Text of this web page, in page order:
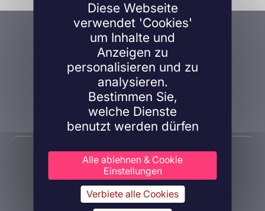
Diese Webseite
verwendet 'Cookies'
um Inhalte und
Anzeigen zu
personalisieren und zu
analysieren.
Bestimmen Sie,
welche Dienste
benutzt werden dürfen
Alle ablehnen & Cookie
Einstellungen
Verbiete alle Cookies
Eine Frage, ein Projekt?
Kontaktieren Sie uns!
Kontaktieren Sie uns